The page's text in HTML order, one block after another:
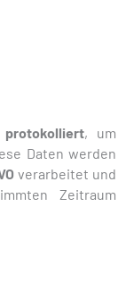
protokolliert, um
Daten werden
verarbeitet und
Zeitraum